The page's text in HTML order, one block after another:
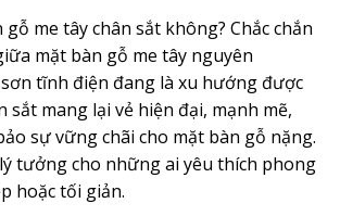
me tây chân sắt không? Chắc chắn
mặt bàn gỗ me tây nguyên
tĩnh điện đang là xu hướng được
sắt mang lại vẻ hiện đại, mạnh mẽ,
sự vững chãi cho mặt bàn gỗ nặng.
tưởng cho những ai yêu thích phong
hoặc tối giản.